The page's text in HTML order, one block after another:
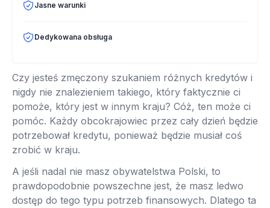
Jasne warunki
Dedykowana obsługa
Czy jesteś zmęczony szukaniem różnych kredytów i
nigdy nie znalezieniem takiego, który faktycznie ci
pomoże, który jest w innym kraju? Cóż, ten może ci
pomóc. Każdy obcokrajowiec przez cały dzień będzie
potrzebował kredytu, ponieważ będzie musiał coś
zrobić w kraju.
A jeśli nadal nie masz obywatelstwa Polski, to
prawdopodobnie powszechne jest, że masz ledwo
dostęp do tego typu potrzeb finansowych. Dlatego ta